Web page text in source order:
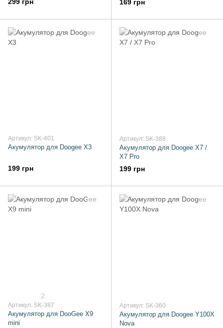
299 грн 169 грн
Артикул: SK-401
Акумулятор для Doogee X3
199 грн
Артикул: SK-388
Акумулятор для Doogee X7 /
X7 Pro
199 грн
2
Артикул: SK-387
Акумулятор для DooGee X9
mini
Артикул: SK-360
Акумулятор для Doogee Y100X
Nova